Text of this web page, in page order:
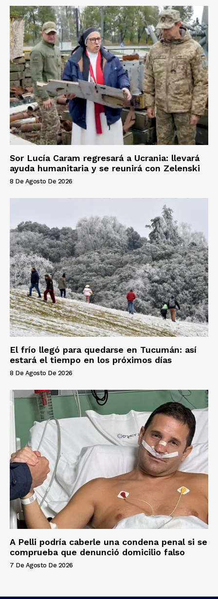
Sor Lucía Caram regresará a Ucrania: llevará
ayuda humanitaria y se reunirá con Zelenski
8 De Agosto De 2026
El frío llegó para quedarse en Tucumán: así
estará el tiempo en los próximos días
8 De Agosto De 2026
A Pelli podría caberle una condena penal si se
comprueba que denunció domicilio falso
7 De Agosto De 2026